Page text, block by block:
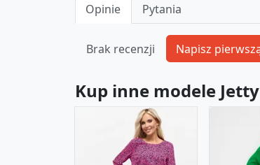
Opinie Pytania
Brak recenzji
Kup inne modele Jetty